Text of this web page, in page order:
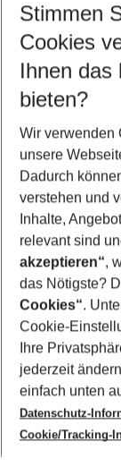
Abflughafen
Beliebiger
09.08.26–
2
Footer
Footer
Über uns
AGB
Cookie-
Cookie-
Datenschutz
Service & Hilfe
Barrierefreies
Check-in
Folgen Sie uns
Stimmen
Cookies
Ihnen das
bieten?
Wir verwenden
unsere
Dadurch
verstehen und
Inhalte,
relevant sind
akzeptieren“,
das Nötigste?
Cookies“.
Cookie-
Ihre
jederzeit
einfach unten
Datenschutz-
Cookie/Tracking-